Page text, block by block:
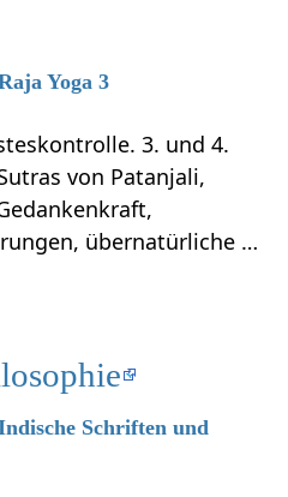
Yoga 3
3. und 4.
von Patanjali,
übernatürliche …
Schriften und